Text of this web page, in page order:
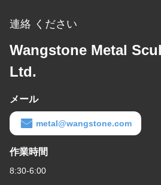
連絡 ください
Wangstone Metal
Ltd.
メール
metal@wangstone.com
作業時間
8:30-6:00